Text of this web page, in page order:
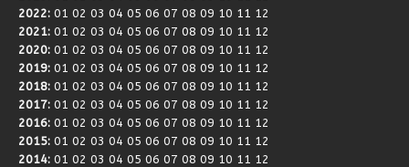
2022: 01 02 03 04 05 06 07 08 09 10 11 12
2021: 01 02 03 04 05 06 07 08 09 10 11 12
2020: 01 02 03 04 05 06 07 08 09 10 11 12
2019: 01 02 03 04 05 06 07 08 09 10 11 12
2018: 01 02 03 04 05 06 07 08 09 10 11 12
2017: 01 02 03 04 05 06 07 08 09 10 11 12
2016: 01 02 03 04 05 06 07 08 09 10 11 12
2015: 01 02 03 04 05 06 07 08 09 10 11 12
2014: 01 02 03 04 05 06 07 08 09 10 11 12